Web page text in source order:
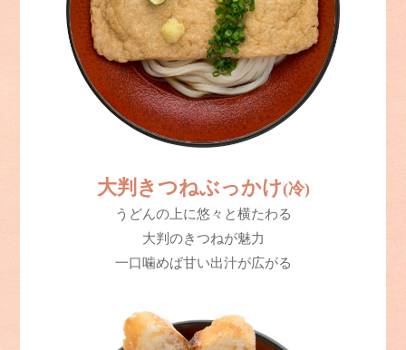
大判きつねぶっかけ(冷)
うどんの上に悠々と横たわる
大判のきつねが魅力
一口噛めば甘い出汁が広がる